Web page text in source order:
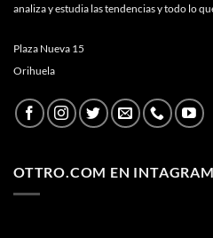
analiza y estudia las tendencias y todo lo
Plaza Nueva 15
Orihuela
OTTRO.COM EN INTAGRAM